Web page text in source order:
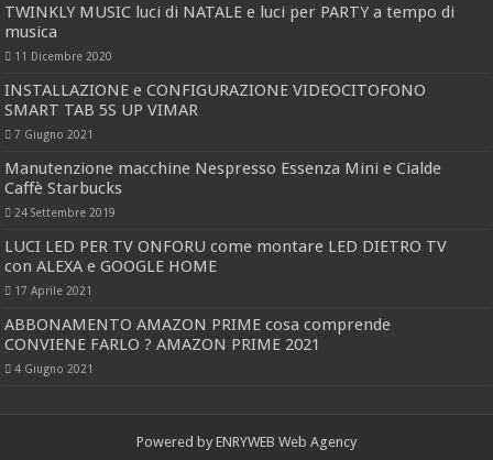
TWINKLY MUSIC luci di NATALE e luci per PARTY a tempo di
musica
11 Dicembre 2020
INSTALLAZIONE e CONFIGURAZIONE VIDEOCITOFONO
SMART TAB 5S UP VIMAR
7 Giugno 2021
Manutenzione macchine Nespresso Essenza Mini e Cialde
Caffè Starbucks
24 Settembre 2019
LUCI LED PER TV ONFORU come montare LED DIETRO TV
con ALEXA e GOOGLE HOME
17 Aprile 2021
ABBONAMENTO AMAZON PRIME cosa comprende
CONVIENE FARLO ? AMAZON PRIME 2021
4 Giugno 2021
Powered by ENRYWEB Web Agency